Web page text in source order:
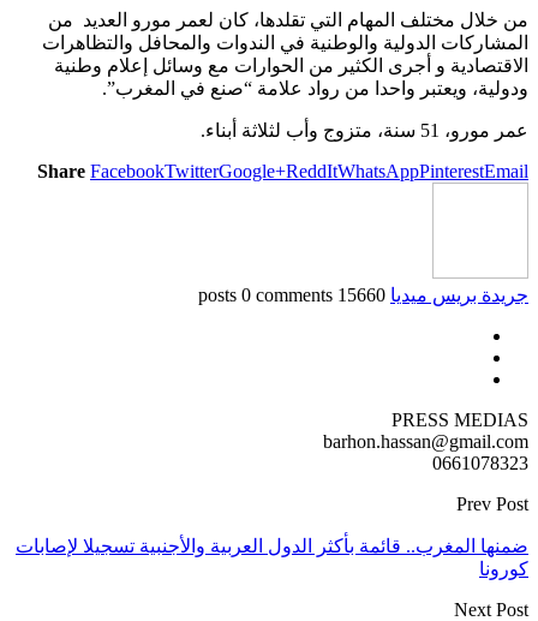
من خلال مختلف المهام التي تقلدها، كان لعمر مورو العديد من
المشاركات الدولية والوطنية في الندوات والمحافل والتظاهرات
الاقتصادية و أجرى الكثير من الحوارات مع وسائل إعلام وطنية
ودولية، ويعتبر واحدا من رواد علامة “صنع في المغرب”.
عمر مورو، 51 سنة، متزوج وأب لثلاثة أبناء.
Share FacebookTwitterGoogle+ReddItWhatsAppPinterestEmail
جريدة بريس ميديا 15660 posts
0 comments
PRESS MEDIAS
barhon.hassan@gmail.com
0661078323
Prev Post
ضمنها المغرب.. قائمة بأكثر الدول العربية والأجنبية تسجيلا لإصابات
كورونا
Next Post